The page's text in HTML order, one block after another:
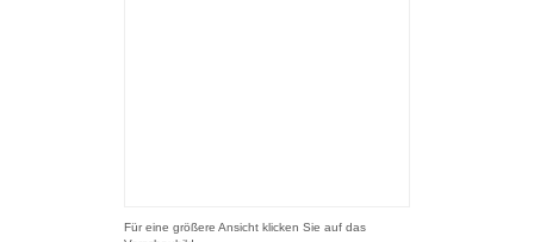
Für eine größere Ansicht klicken Sie auf das